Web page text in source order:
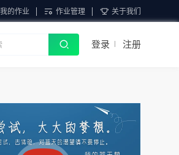
我的作业 作业管理 关于我们
登录 注册